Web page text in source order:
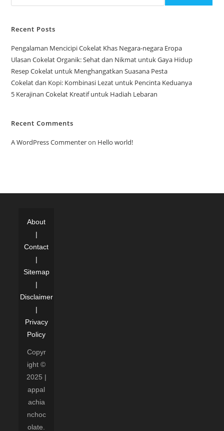
Recent Posts
Pengalaman Mencicipi Cokelat Khas Negara-negara Eropa
Ulasan Cokelat Organik: Sehat dan Nikmat untuk Gaya Hidup
Resep Cokelat untuk Menghangatkan Suasana Pesta
Cokelat dan Kopi: Kombinasi Lezat untuk Pencinta Keduanya
5 Kerajinan Cokelat Kreatif untuk Hadiah Lebaran
Recent Comments
A WordPress Commenteron Hello world!
About
|
Contact
|
Sitemap
|
Disclaimer
|
Privacy
Policy
Copyr
ight ©
2025 |
appal
achia
nchoc
olate.